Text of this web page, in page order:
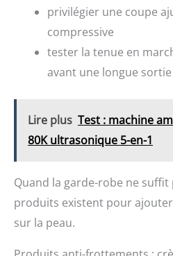
privilégier une coupe
compressive
tester la tenue en
avant une longue sortie
Lire plus Test : machine
80K ultrasonique 5-en-1
Quand la garde-robe ne
produits existent pour
sur la peau.